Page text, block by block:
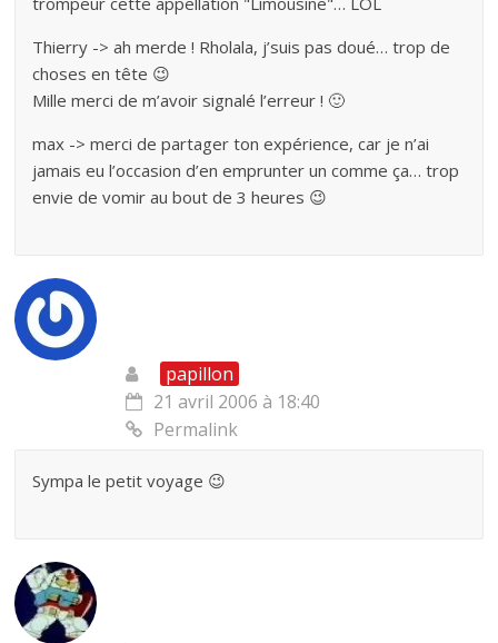
Thierry -> ah merde ! Rholala, j’suis pas doué… trop de
choses en tête 😉
Mille merci de m’avoir signalé l’erreur ! 🙂
max -> merci de partager ton expérience, car je n’ai
jamais eu l’occasion d’en emprunter un comme ça… trop
envie de vomir au bout de 3 heures 😉
papillon
21 avril 2006 à 18:40
Permalink
Sympa le petit voyage 😉